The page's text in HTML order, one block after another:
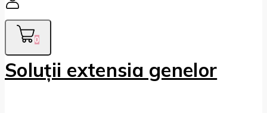
0
Soluții extensia genelor